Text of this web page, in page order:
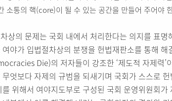
소통의 핵(core)이 될 수 있는 공간을 만들어 주어야
상의 문제는 국회 내에서 처리한다는 의지를 표명
야가 입법절차상의 분쟁을 헌법재판소를 통해 해
Die)의 저자들이 강조한 ‘제도적 자제력’
엇보다 자제의 규범을 되새기며 국회가 스스로
위해서 여야지도부로 구성된 국회 운영위원회